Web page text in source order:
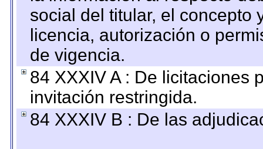
social del titular, el concepto
licencia, autorización o
de vigencia.
84 XXXIV A : De licitaciones
invitación restringida.
84 XXXIV B : De las